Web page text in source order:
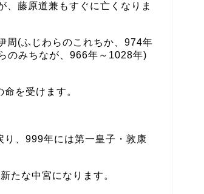
、藤原道兼もすぐに亡くなりま
周(ふじわらのこれちか、974年
のみちなが、966年～1028年)
を受けます。
、999年には第一皇子・敦康
たな中宮になります。